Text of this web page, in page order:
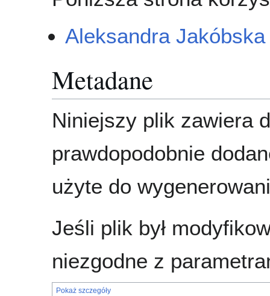
Aleksandra Jakóbska
Metadane
Niniejszy plik zawiera
prawdopodobnie
użyte do
Jeśli plik był
niezgodne z
Pokaż szczegóły